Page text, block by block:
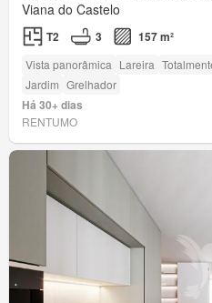
Viana do Castelo
T2 3 157 m²
Vista panorâmica Lareira
Jardim Grelhador
Há 30+ dias
RENTUMO